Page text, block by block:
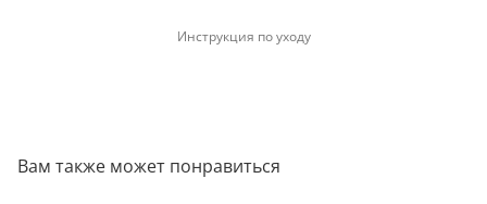
Инструкция по уходу
Вам также может понравиться